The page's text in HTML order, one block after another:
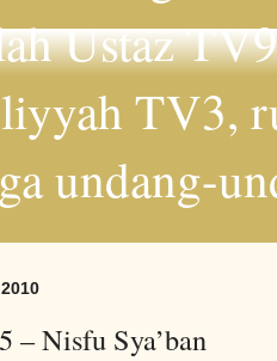
Ustaz
TV3,
undang-
– Nisfu Sya’ban